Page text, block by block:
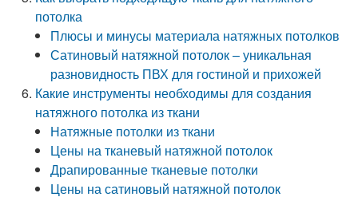
потолка
Плюсы и минусы материала натяжных потолков
Сатиновый натяжной потолок – уникальная
разновидность ПВХ для гостиной и прихожей
Какие инструменты необходимы для создания
натяжного потолка из ткани
Натяжные потолки из ткани
Цены на тканевый натяжной потолок
Драпированные тканевые потолки
Цены на сатиновый натяжной потолок